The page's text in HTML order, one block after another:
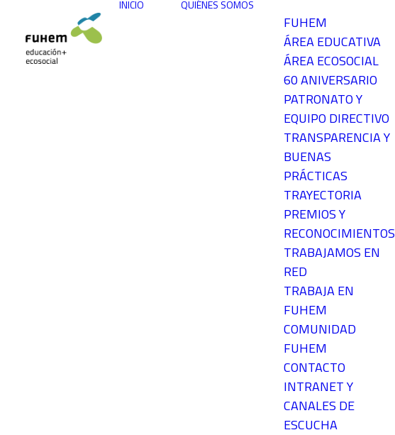
INICIO QUIÉNES SOMOS
FUHEM
ÁREA EDUCATIVA
ÁREA ECOSOCIAL
60 ANIVERSARIO
PATRONATO Y
EQUIPO DIRECTIVO
TRANSPARENCIA Y
BUENAS
PRÁCTICAS
TRAYECTORIA
PREMIOS Y
RECONOCIMIENTOS
TRABAJAMOS EN
RED
TRABAJA EN
FUHEM
COMUNIDAD
FUHEM
CONTACTO
INTRANET Y
CANALES DE
ESCUCHA